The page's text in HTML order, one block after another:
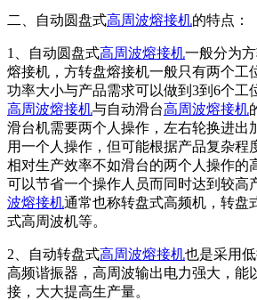
二、自动圆盘式高周波熔接机的特点：
1、自动圆盘式高周波熔接机一般分为
熔接机，方转盘熔接机一般只有两个工
功率大小与产品需求可以做到3到6个工
高周波熔接机与自动滑台高周波熔接机
滑台机需要两个人操作，左右轮换进出
用一个人操作，但可能根据产品复杂程
相对生产效率不如滑台的两个人操作的
可以节省一个操作人员而同时达到较高
波熔接机通常也称转盘式高频机，转盘
式高周波机等。
2、自动转盘式高周波熔接机也是采用
高频谐振器，高周波输出电力强大，能
接，大大提高生产量。